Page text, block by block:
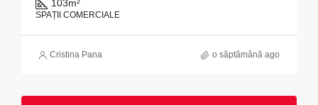
103m²
SPAȚII COMERCIALE
Cristina Pana o săptămână ago